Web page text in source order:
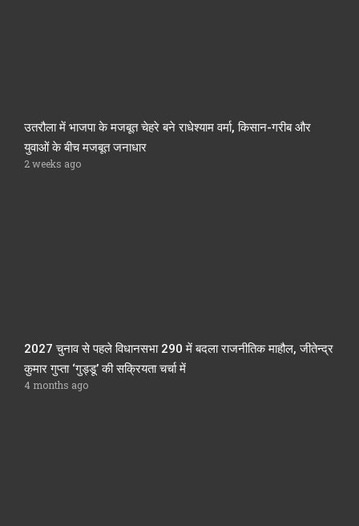
उतरौला में भाजपा के मजबूत चेहरे बने राधेश्याम वर्मा, किसान-गरीब और
युवाओं के बीच मजबूत जनाधार
2 weeks ago
2027 चुनाव से पहले विधानसभा 290 में बदला राजनीतिक माहौल, जीतेन्द्र
कुमार गुप्ता ‘गुड्डू’ की सक्रियता चर्चा में
4 months ago